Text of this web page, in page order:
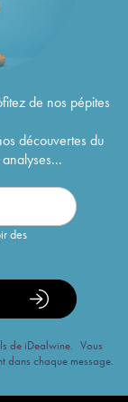
de nos pépites
découvertes du
des
de iDealwine. Vous
dans chaque message.